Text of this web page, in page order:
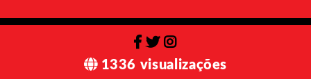
1336 visualizações